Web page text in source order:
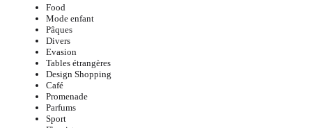
Food
Mode enfant
Pâques
Divers
Evasion
Tables étrangères
Design Shopping
Café
Promenade
Parfums
Sport